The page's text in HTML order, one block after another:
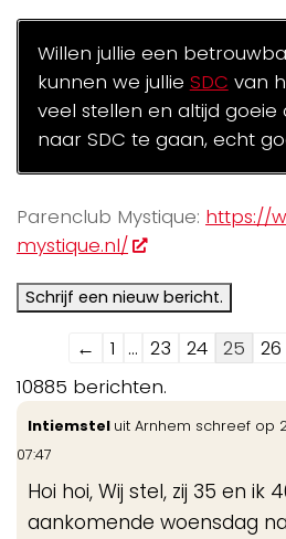
Willen jullie een
kunnen we jullie SDC van
veel stellen en altijd goeie
naar SDC te gaan, echt
Parenclub Mystique: https://
mystique.nl/
Navigatie
door
de
gastenboek-
← 1 ... 23 24 25 26
10885 berichten.
Intiemstel uit Arnhem schreef op
07:47
Hoi hoi, Wij stel, zij 35 en ik
aankomende woensdag